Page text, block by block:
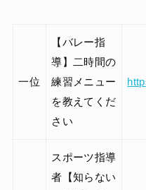
一位
【バレー指
導】二時間の
練習メニュー
を教えてくだ
さい
スポーツ指導
者【知らない